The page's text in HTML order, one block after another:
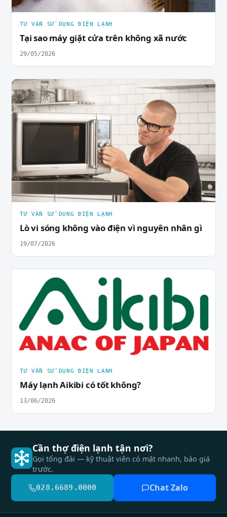
TƯ VẤN SỬ DỤNG ĐIỆN LẠNH
Tại sao máy giặt cửa trên không xã nước
29/05/2026
TƯ VẤN SỬ DỤNG ĐIỆN LẠNH
Lò vi sóng không vào điện vì nguyên nhân gì
19/07/2026
TƯ VẤN SỬ DỤNG ĐIỆN LẠNH
Máy lạnh Aikibi có tốt không?
13/06/2026
Cần thợ điện lạnh tận nơi?
Gọi tổng đài — kỹ thuật viên có mặt nhanh, báo giá
trước.
028.6689.0000 Chat Zalo